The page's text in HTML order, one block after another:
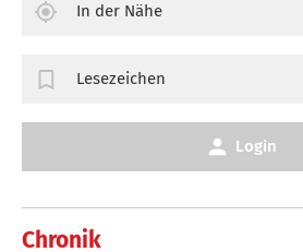
Chronik
In der Nähe
Lesezeichen
Login